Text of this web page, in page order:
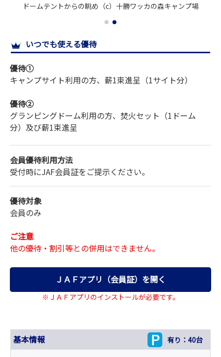
会員優待のご利用方法
サイトマップ
ドームテントからの眺め（c）十勝ワッカの森キャンプ場
いつでも使える優待
優待①
キャンプサイト利用の方、薪1束進呈（1サイト分）
優待②
グランピングドーム利用の方、焚火セット（1ドーム
分）及び薪1束進呈
会員優待利用方法
受付時にJAF会員証をご提示ください。
優待対象
会員のみ
ご注意
他の優待・割引等との併用はできません。
ＪＡＦアプリ（会員証）を開く
※ＪＡＦアプリのインストールが必要です。
基本情報 有り：40台